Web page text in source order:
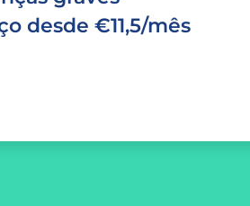
desde €11,5/mês